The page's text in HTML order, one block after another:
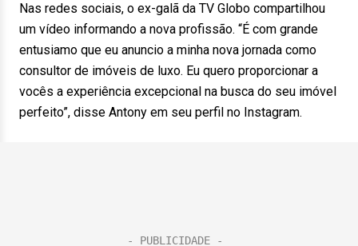
Nas redes sociais, o ex-galã da TV Globo compartilhou
um vídeo informando a nova profissão. “É com grande
entusiamo que eu anuncio a minha nova jornada como
consultor de imóveis de luxo. Eu quero proporcionar a
vocês a experiência excepcional na busca do seu imóvel
perfeito”, disse Antony em seu perfil no Instagram.